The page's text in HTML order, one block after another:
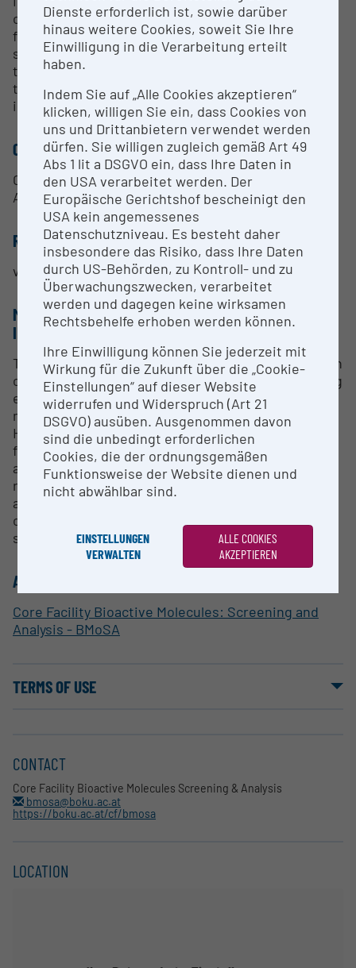
columns) can be used for separation of analytes
from the matrix. The instrument allows fast polarity
switching and (analyte dependent) sensitivity down
to the the sub-ppb range. Fast SRM scan rates in
the ms-range allow hundreds of analytes to be
included into single chromatographic runs.
CONTACT PERSON
Core Facility Bioactive Molecules Screening &
Analysis
RESEARCH SERVICES
via CF BMoSA
METHODS & EXPERTISE FOR RESEARCH
INFRASTRUCTURE
The 6500+ QQQ can be coupled to an UHPLC or an ion
chromatography system. Analytes are charged using
electrospray ionisation. The system is one of the
most sensitive MS/MS systems currently available.
High selectivity and sensitivity is ensured by
fragmenting precursor ions followed by separation
and detection of daughter ions. The selected
reaction monitoring mode is widely used for
accurate quantification of organic molecules in
complex matrices such as food or environmental
samples.
ALLOCATION TO RESEARCH INFRASTRUCTURE
Core Facility Bioactive Molecules: Screening and
Analysis - BMoSA
TERMS OF USE
CONTACT
Core Facility Bioactive Molecules Screening & Analysis
bmosa@boku.ac.at
https://boku.ac.at/cf/bmosa
LOCATION
Dienste erforderlich ist, sowie darüber
hinaus weitere Cookies, soweit Sie Ihre
Einwilligung in die Verarbeitung erteilt
haben.
Indem Sie auf „Alle Cookies akzeptieren“
klicken, willigen Sie ein, dass Cookies von
uns und Drittanbietern verwendet werden
dürfen. Sie willigen zugleich gemäß Art 49
Abs 1 lit a DSGVO ein, dass Ihre Daten in
den USA verarbeitet werden. Der
Europäische Gerichtshof bescheinigt den
USA kein angemessenes
Datenschutzniveau. Es besteht daher
insbesondere das Risiko, dass Ihre Daten
durch US-Behörden, zu Kontroll- und zu
Überwachungszwecken, verarbeitet
werden und dagegen keine wirksamen
Rechtsbehelfe erhoben werden können.
Ihre Einwilligung können Sie jederzeit mit
Wirkung für die Zukunft über die „Cookie-
Einstellungen“ auf dieser Website
widerrufen und Widerspruch (Art 21
DSGVO) ausüben. Ausgenommen davon
sind die unbedingt erforderlichen
Cookies, die der ordnungsgemäßen
Funktionsweise der Website dienen und
nicht abwählbar sind.
EINSTELLUNGEN
VERWALTEN
ALLE COOKIES
AKZEPTIEREN